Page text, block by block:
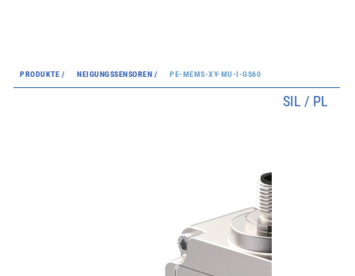
SIL / PL
PRODUKTE / NEIGUNGSSENSOREN / PE-MEMS-XY-MU-I-GS60